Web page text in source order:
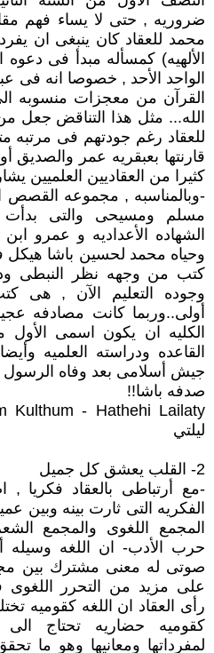
ضروريه , حتى لا يساء فهم
محمد للعقاد كان ينبغى ان
الألهيه) كمسأله مبدأ فى دعوه
الواحد الأحد , خصوصا انه فى
القرآن من معجزات منسوبه
الله... مثل هذا التناقض جعل
للعقاد رغم جودتهم فى مرتبه
قارنتها بعبقريه عمر والصديق
كثيرا من العقاديين العلميين
-وبالمناسبه , مجموعه القصص
مسلم ومسيحى والتى بدأت
الشهاده الأعداديه و عمرو
وحياه محمد لحسين باشا هيكل
كتب من وجهه نظر النبطى
وجوده التعليم الآن , هى
أولى..وربما كانت مصادفه
الكليه ان يكون اسمى الأول
القاعده ودراسته العلميه
جيش أسلامى بعد وفاه الرسول
صدفه باشا!!
ليلتي
2- القلب يعشق كل جميل
-مع أرتباطى بالعقاد فكريا
الفكريه التى ثارت بينه
المجمع اللغوى والمجمع
حرب الأدب- ان اللغه وسيله
صوتى له معنى مشترك بين
على مزيد من التحرر اللغوى
رأى العقاد ان اللغه كقوميه
كقوميه حضاريه تحتاج
لمفرداتها ومعانيها وهو ما